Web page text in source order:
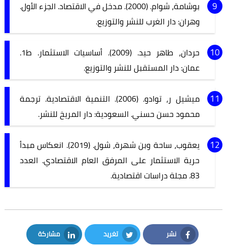
بوشامة، شوام. (2000). مدخل في الاقتصاد. الجزء الأول.
وهران: دار الغرب للنشر والتوزيع.
حردان، طاهر حيد. (2009). أساسيات الاستثمار. ط1.
عمان: دار المستقبل للنشر والتوزيع.
ميشيل ر، توادو. (2006). التنمية الاقتصادية. ترجمة
محمود حسن حسني. السعودية: دار المريخ للنشر.
يعقوب، ساحة وبن شهرة، شول. (2019). انعكاس مبدأ
حرية الاستثمار على المرفق العام الاقتصادي. العدد
83. مجلة دراسات اقتصادية.
نشر تغريد مشاركة